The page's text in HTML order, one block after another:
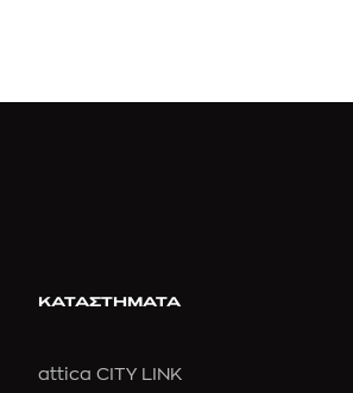
ΚΑΤΑΣΤΗΜΑΤΑ
attica CITY LINK